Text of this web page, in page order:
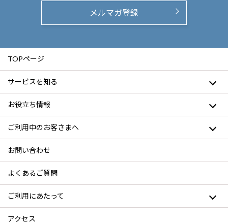
メルマガ登録
TOPページ
サービスを知る
お役立ち情報
ご利用中のお客さまへ
お問い合わせ
よくあるご質問
ご利用にあたって
アクセス